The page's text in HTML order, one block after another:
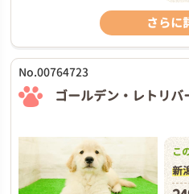
さらに
No.00764723
ゴールデン・レトリバ
こ
新